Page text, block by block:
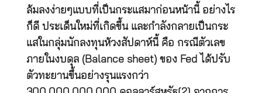
ล้มลงง่ายๆแบบที่เป็นกระแสมาก่อนหน้านี้ อย่างไร
ก็ดี ประเด็นใหม่ที่เกิดขึ้น และกำลังกลายเป็นกระ
แสในกลุ่มนักลงทุนห้วงสัปดาห์นี้ คือ กรณีตัวเลข
ภายในงบดุล (Balance sheet) ของ Fed ได้ปรับ
ตัวทะยานขึ้นอย่างรุนแรงกว่า